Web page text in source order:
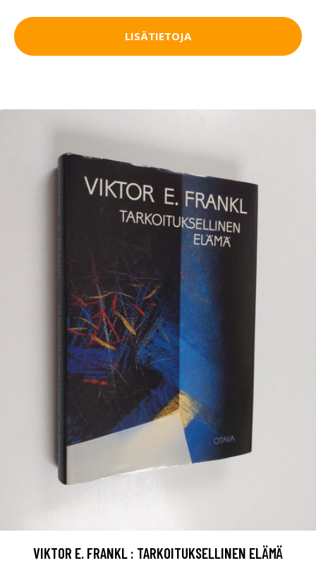
LISÄTIETOJA
VIKTOR E. FRANKL : TARKOITUKSELLINEN ELÄMÄ